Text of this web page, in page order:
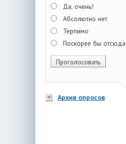
Да, очень!
Абсолютно нет
Терпимо
Поскорее бы отсюда
Архив опросов